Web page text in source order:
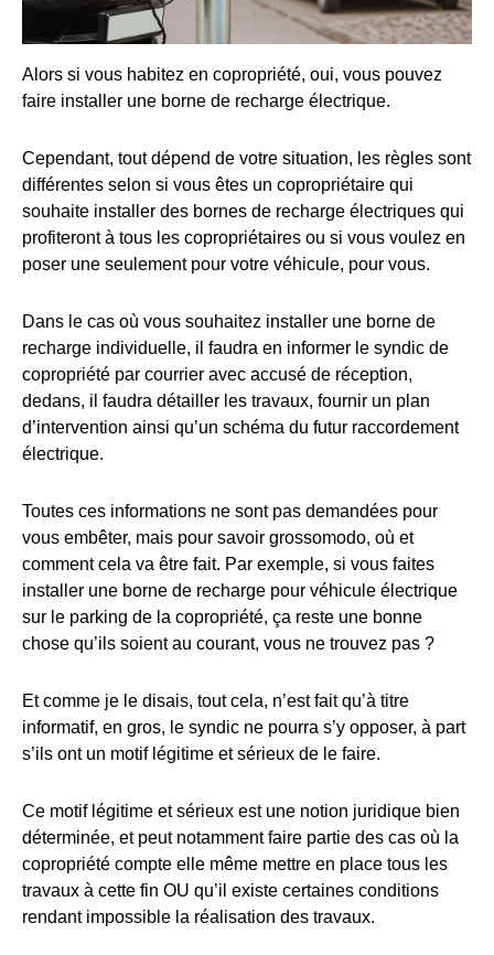
Alors si vous habitez en copropriété, oui, vous pouvez
faire installer une borne de recharge électrique.
Cependant, tout dépend de votre situation, les règles sont
différentes selon si vous êtes un copropriétaire qui
souhaite installer des bornes de recharge électriques qui
profiteront à tous les copropriétaires ou si vous voulez en
poser une seulement pour votre véhicule, pour vous.
Dans le cas où vous souhaitez installer une borne de
recharge individuelle, il faudra en informer le syndic de
copropriété par courrier avec accusé de réception,
dedans, il faudra détailler les travaux, fournir un plan
d’intervention ainsi qu’un schéma du futur raccordement
électrique.
Toutes ces informations ne sont pas demandées pour
vous embêter, mais pour savoir grossomodo, où et
comment cela va être fait. Par exemple, si vous faites
installer une borne de recharge pour véhicule électrique
sur le parking de la copropriété, ça reste une bonne
chose qu’ils soient au courant, vous ne trouvez pas ?
Et comme je le disais, tout cela, n’est fait qu’à titre
informatif, en gros, le syndic ne pourra s’y opposer, à part
s’ils ont un motif légitime et sérieux de le faire.
Ce motif légitime et sérieux est une notion juridique bien
déterminée, et peut notamment faire partie des cas où la
copropriété compte elle même mettre en place tous les
travaux à cette fin OU qu’il existe certaines conditions
rendant impossible la réalisation des travaux.